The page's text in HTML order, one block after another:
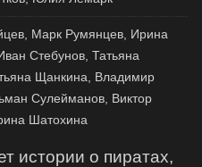
Марк Румянцев, Ирина
Стебунов, Татьяна
Щанкина, Владимир
Сулейманов, Виктор
Шатохина
истории о пиратах,